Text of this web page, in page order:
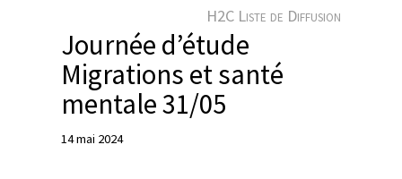
H2C Liste de Diffusion
Journée d’étude
Migrations et santé
mentale 31/05
14 mai 2024